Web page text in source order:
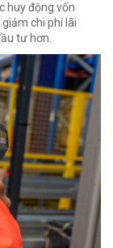
huy động vốn
chi phí lãi
tư hơn.